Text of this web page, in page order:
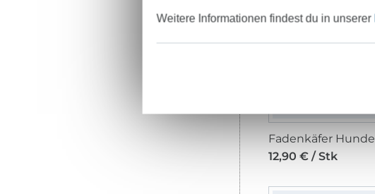
12,90 € / Stk
Weitere Informationen findest du in unserer